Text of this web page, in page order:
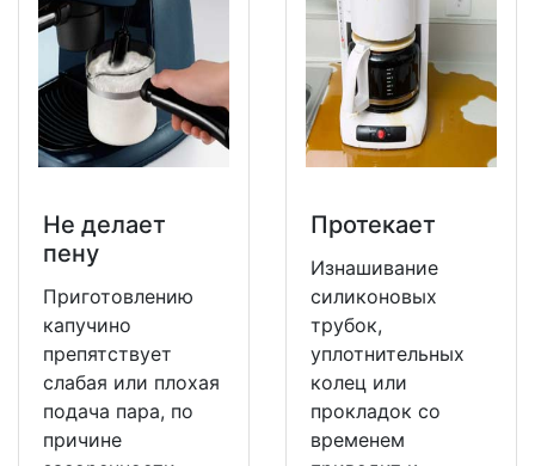
Не делает
пену
Приготовлению
капучино
препятствует
слабая или плохая
подача пара, по
причине
Протекает
Изнашивание
силиконовых
трубок,
уплотнительных
колец или
прокладок со
временем